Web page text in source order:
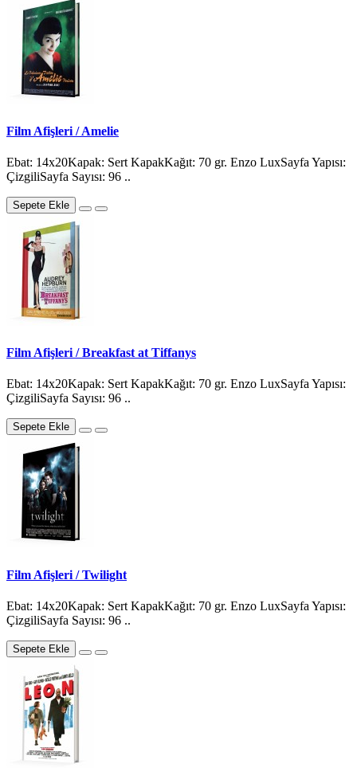
Film Afişleri / Amelie
Ebat: 14x20Kapak: Sert KapakKağıt: 70 gr. Enzo LuxSayfa Yapısı:
ÇizgiliSayfa Sayısı: 96 ..
Sepete Ekle
Film Afişleri / Breakfast at Tiffanys
Ebat: 14x20Kapak: Sert KapakKağıt: 70 gr. Enzo LuxSayfa Yapısı:
ÇizgiliSayfa Sayısı: 96 ..
Sepete Ekle
Film Afişleri / Twilight
Ebat: 14x20Kapak: Sert KapakKağıt: 70 gr. Enzo LuxSayfa Yapısı:
ÇizgiliSayfa Sayısı: 96 ..
Sepete Ekle